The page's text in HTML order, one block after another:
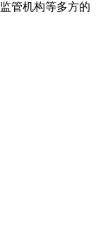
管机构等多方的